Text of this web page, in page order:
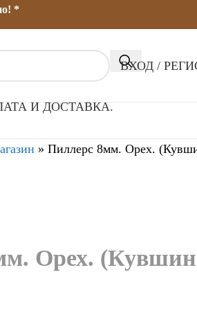
*
ВХОД /
И ДОСТАВКА.
» Пиллерс 8мм. Орех.
Орех.